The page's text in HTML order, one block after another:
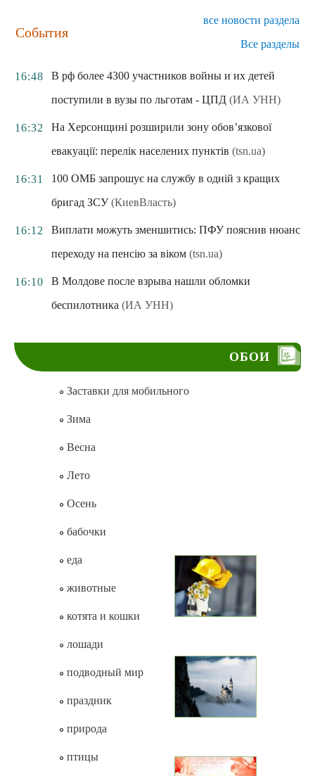
События
все новости раздела
Все разделы
16:48
В рф более 4300 участников войны и их детей
поступили в вузы по льготам - ЦПД (ИА УНН)
16:32
На Херсонщині розширили зону обов’язкової
евакуації: перелік населених пунктів (tsn.ua)
16:31
100 ОМБ запрошує на службу в одній з кращих
бригад ЗСУ (КиевВласть)
16:12
Виплати можуть зменшитись: ПФУ пояснив нюанс
переходу на пенсію за віком (tsn.ua)
16:10
В Молдове после взрыва нашли обломки
беспилотника (ИА УНН)
ОБОИ
Заставки для мобильного
Зима
Весна
Лето
Осень
бабочки
еда
животные
котята и кошки
лошади
подводный мир
праздник
природа
птицы